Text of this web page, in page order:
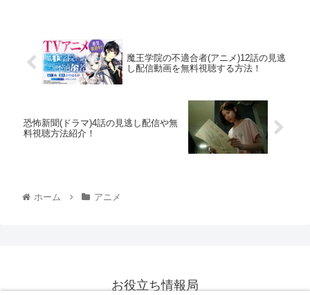
魔王学院の不適合者(アニメ)12話の見逃
し配信動画を無料視聴する方法！
恐怖新聞(ドラマ)4話の見逃し配信や無
料視聴方法紹介！
ホーム アニメ
お役立ち情報局